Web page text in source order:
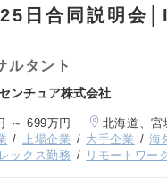
25日合同説明会
ルタント
ンチュア株式会社
～ 699万円
北海道、宮
上場企業 大手企業 海
ックス勤務 リモートワー